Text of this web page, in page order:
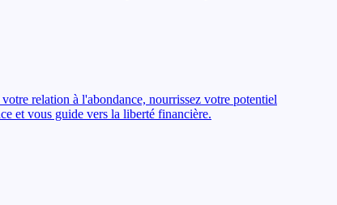
relation à l'abondance, nourrissez votre potentiel
et vous guide vers la liberté financière.